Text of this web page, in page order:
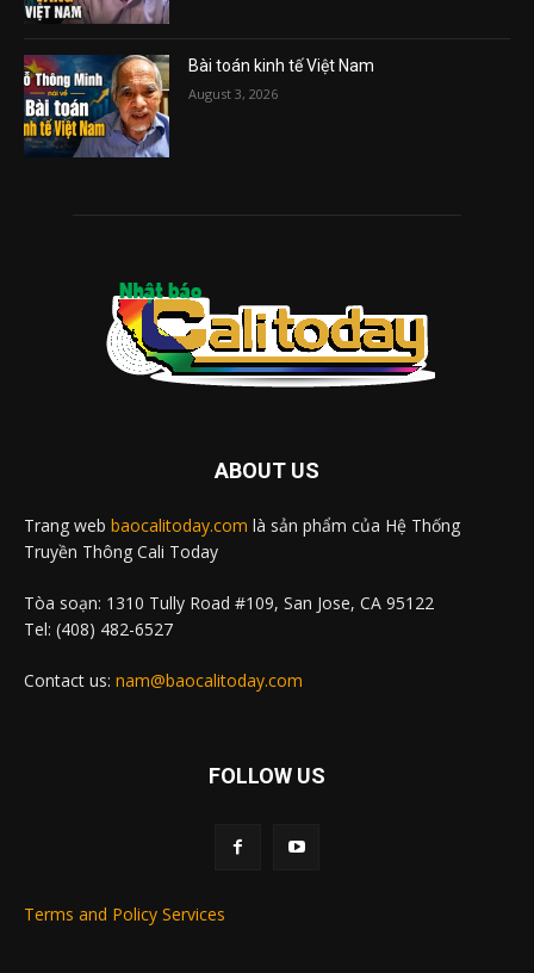
Bài toán kinh tế Việt Nam
August 3, 2026
ABOUT US
Trang web baocalitoday.com là sản phẩm của Hệ Thống
Truyền Thông Cali Today
Tòa soạn: 1310 Tully Road #109, San Jose, CA 95122
Tel: (408) 482-6527
Contact us: nam@baocalitoday.com
FOLLOW US
Terms and Policy Services